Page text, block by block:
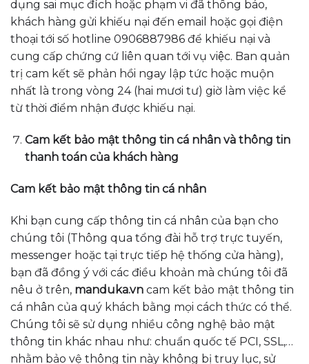
dụng sai mục đích hoặc phạm vi đã thông báo,
khách hàng gửi khiếu nại đến email hoặc gọi điện
thoại tới số hotline 0906887986 để khiếu nại và
cung cấp chứng cứ liên quan tới vụ việc. Ban quản
trị cam kết sẽ phản hồi ngay lập tức hoặc muộn
nhất là trong vòng 24 (hai mươi tư) giờ làm việc kể
từ thời điểm nhận được khiếu nại.
Cam kết bảo mật thông tin cá nhân và thông tin
thanh toán của khách hàng
Cam kết bảo mật thông tin cá nhân
Khi bạn cung cấp thông tin cá nhân của bạn cho
chúng tôi (Thông qua tổng đài hỗ trợ trực tuyến,
messenger hoặc tại trực tiếp hệ thống cửa hàng),
bạn đã đồng ý với các điều khoản mà chúng tôi đã
nêu ở trên, manduka.vn cam kết bảo mật thông tin
cá nhân của quý khách bằng mọi cách thức có thể.
Chúng tôi sẽ sử dụng nhiều công nghệ bảo mật
thông tin khác nhau như: chuẩn quốc tế PCI, SSL,…
nhằm bảo vệ thông tin này không bị truy lục, sử